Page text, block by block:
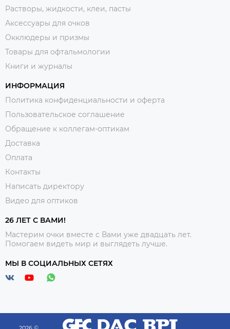
Растворы, жидкости, клеи, пасты
Аксессуары для очков
Окклюдеры и призмы
Товары для офтальмологии
Книги и журналы
ИНФОРМАЦИЯ
Политика конфиденциальности и оферта
Пользовательское соглашение
Обращение к коллегам-оптикам
Доставка
Оплата
Контакты
Написать директору
Видео для оптиков
26 ЛЕТ С ВАМИ!
Мастерим очки вместе с Вами уже двадцать лет.
Помогаем видеть мир и выглядеть лучше.
МЫ В СОЦИАЛЬНЫХ СЕТЯХ